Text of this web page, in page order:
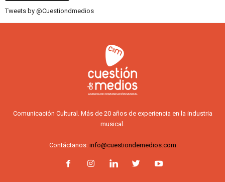
Tweets by @Cuestiondmedios
Comunicación Cultural. Más de 20 años de experiencia en la industria
musical.
Contáctanos: info@cuestiondemedios.com